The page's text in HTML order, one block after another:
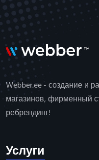
Webber.ee - создание и
магазинов, фирменный
ребрендинг!
Услуги